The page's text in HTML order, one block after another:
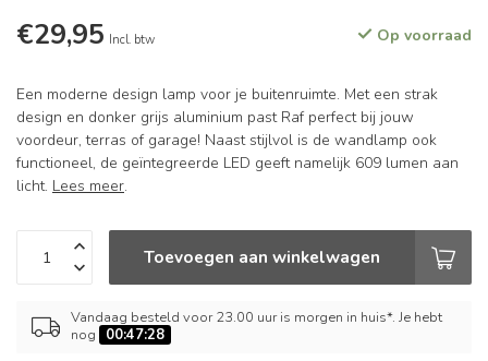
€29,95 Incl. btw Op voorraad
Een moderne design lamp voor je buitenruimte. Met een strak
design en donker grijs aluminium past Raf perfect bij jouw
voordeur, terras of garage! Naast stijlvol is de wandlamp ook
functioneel, de geïntegreerde LED geeft namelijk 609 lumen aan
licht. Lees meer.
Toevoegen aan winkelwagen
Vandaag besteld voor 23.00 uur is morgen in huis*. Je hebt
nog
00:47:28